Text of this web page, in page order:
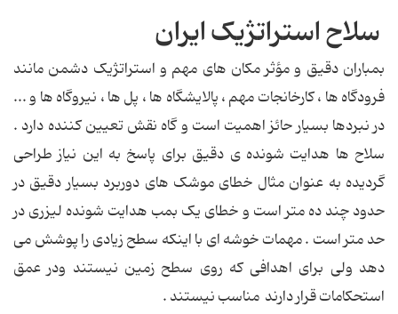
سلاح استراتژیک ایران
بمباران دقیق و مؤثر مکان های مهم و استراتژیک دشمن مانند
فرودگاه ها ، کارخانجات مهم ، پالایشگاه ها ، پل ها ، نیروگاه ها و ...
در نبردها بسیار حائز اهمیت است و گاه نقش تعیین کننده دارد .
سلاح ها هدایت شونده ی دقیق برای پاسخ به این نیاز طراحی
گردیده به عنوان مثال خطای موشک های دوربرد بسیار دقیق در
حدود چند ده متر است و خطای یک بمب هدایت شونده لیزری در
حد متر است . مهمات خوشه ای با اینکه سطح زیادی را پوشش می
دهد ولی برای اهدافی که روی سطح زمین نیستند ودر عمق
استحکامات قرار دارند مناسب نیستند .